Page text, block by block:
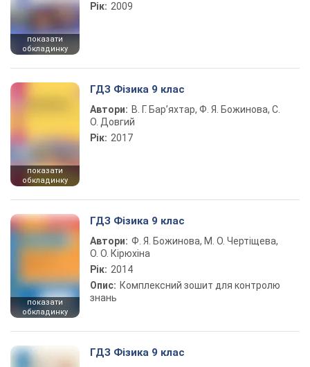
показати
обкладинку
Рік: 2009
показати
обкладинку
ГДЗ Фізика 9 клас
Автори: В. Г. Бар’яхтар, Ф. Я. Божинова, С.
О. Довгий
Рік: 2017
показати
обкладинку
ГДЗ Фізика 9 клас
Автори: Ф. Я. Божинова, М. О. Чертіщева,
О. О. Кірюхіна
Рік: 2014
Опис: Комплексний зошит для контролю
знань
ГДЗ Фізика 9 клас